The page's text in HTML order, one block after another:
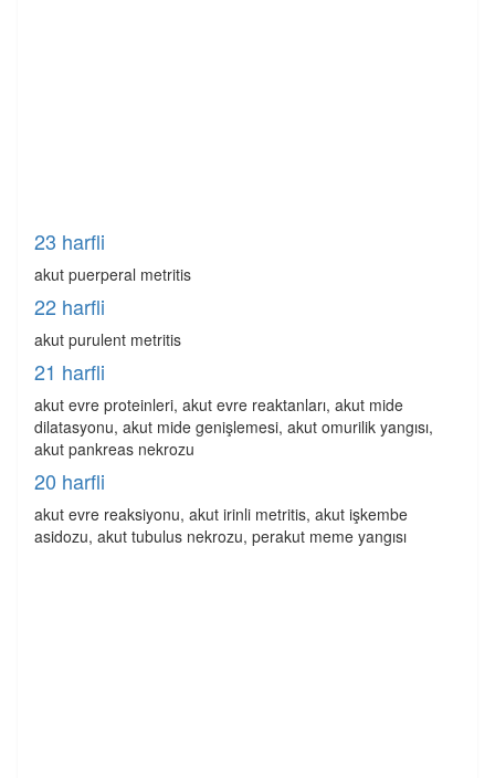
23 harfli
akut puerperal metritis
22 harfli
akut purulent metritis
21 harfli
akut evre proteinleri, akut evre reaktanları, akut mide
dilatasyonu, akut mide genişlemesi, akut omurilik yangısı,
akut pankreas nekrozu
20 harfli
akut evre reaksiyonu, akut irinli metritis, akut işkembe
asidozu, akut tubulus nekrozu, perakut meme yangısı